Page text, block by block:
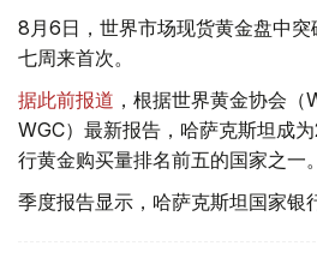
8月6日，世界市场现货黄金盘中
七周来首次。
据此前报道 ，根据世界黄金协会
WGC）最新报告，哈萨克斯坦成
行黄金购买量排名前五的国家之一。
季度报告显示，哈萨克斯坦国家银